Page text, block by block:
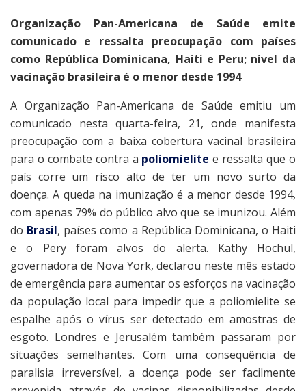
Organização Pan-Americana de Saúde emite
comunicado e ressalta preocupação com países
como República Dominicana, Haiti e Peru; nível da
vacinação brasileira é o menor desde 1994
A Organização Pan-Americana de Saúde emitiu um
comunicado nesta quarta-feira, 21, onde manifesta
preocupação com a baixa cobertura vacinal brasileira
para o combate contra a poliomielite e ressalta que o
país corre um risco alto de ter um novo surto da
doença. A queda na imunização é a menor desde 1994,
com apenas 79% do público alvo que se imunizou. Além
do Brasil, países como a República Dominicana, o Haiti
e o Pery foram alvos do alerta. Kathy Hochul,
governadora de Nova York, declarou neste mês estado
de emergência para aumentar os esforços na vacinação
da população local para impedir que a poliomielite se
espalhe após o vírus ser detectado em amostras de
esgoto. Londres e Jerusalém também passaram por
situações semelhantes. Com uma consequência de
paralisia irreversível, a doença pode ser facilmente